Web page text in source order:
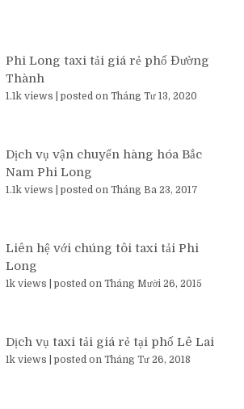
Phi Long taxi tải giá rẻ phố Đường
Thành
1.1k views posted on Tháng Tư 13, 2020
Dịch vụ vận chuyển hàng hóa Bắc
Nam Phi Long
1.1k views posted on Tháng Ba 23, 2017
Liên hệ với chúng tôi taxi tải Phi
Long
1k views posted on Tháng Mười 26, 2015
Dịch vụ taxi tải giá rẻ tại phố Lê Lai
1k views posted on Tháng Tư 26, 2018